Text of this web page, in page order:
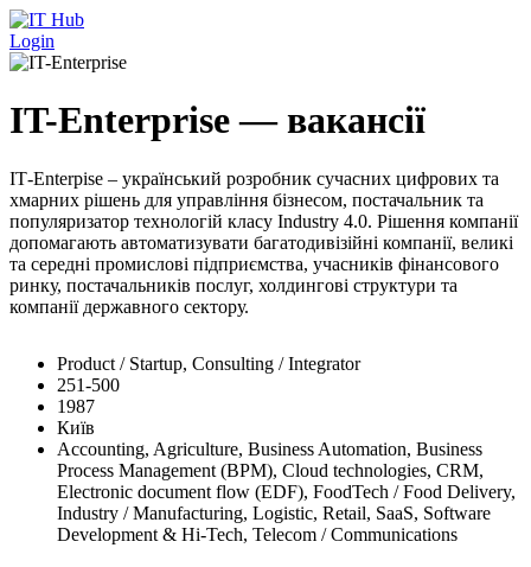
Перейти до основного вмісту
Login
IT-Enterprise — вакансії
IТ-Enterpise – український розробник сучасних цифрових та
хмарних рішень для управління бізнесом, постачальник та
популяризатор технологій класу Industry 4.0. Рішення компанії
допомагають автоматизувати багатодивізійні компанії, великі
та середні промислові підприємства, учасників фінансового
ринку, постачальників послуг, холдингові структури та
компанії державного сектору.
Product / Startup, Consulting / Integrator
251-500
1987
Київ
Accounting, Agriculture, Business Automation, Business
Process Management (BPM), Cloud technologies, CRM,
Electronic document flow (EDF), FoodTech / Food Delivery,
Industry / Manufacturing, Logistic, Retail, SaaS, Software
Development & Hi-Tech, Telecom / Communications